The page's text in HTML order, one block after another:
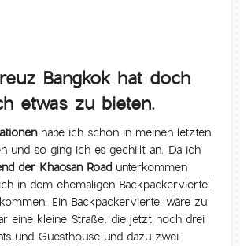
Bangkok hat doch
etwas zu bieten.
habe ich schon in meinen letzten
und so ging ich es gechillt an. Da ich
der Khaosan Road unterkommen
in dem ehemaligen Backpackerviertel
Ein Backpackerviertel wäre zu
eine kleine Straße, die jetzt noch drei
und Guesthouse und dazu zwei